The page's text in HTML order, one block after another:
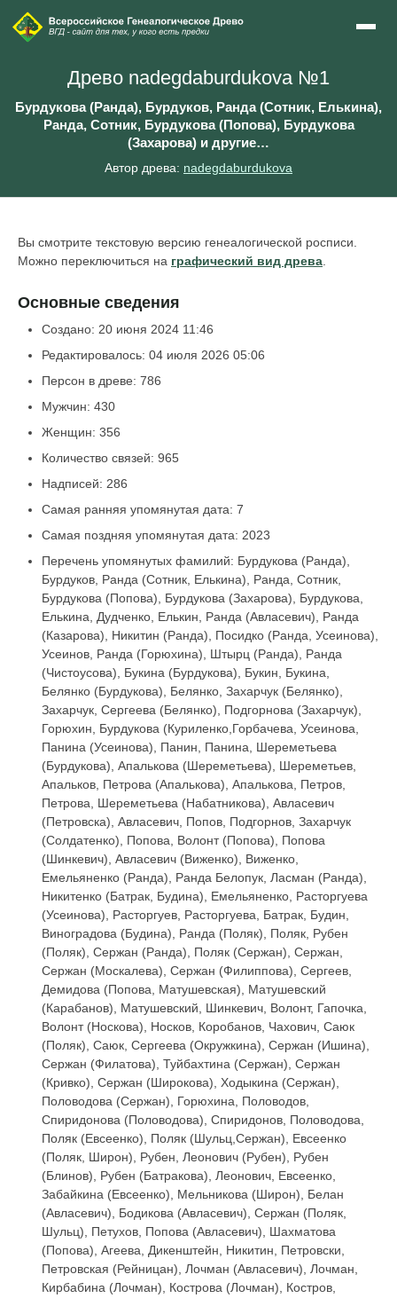
Древо nadegdaburdukova №1
Бурдукова (Ранда), Бурдуков, Ранда (Сотник, Елькина),
Ранда, Сотник, Бурдукова (Попова), Бурдукова
(Захарова) и другие…
Автор древа: nadegdaburdukova
Вы смотрите текстовую версию генеалогической росписи.
Можно переключиться на графический вид древа
Основные сведения
Создано: 20 июня 2024 11:46
Редактировалось: 04 июля 2026 05:06
Персон в древе: 786
Мужчин: 430
Женщин: 356
Количество связей: 965
Надписей: 286
Самая ранняя упомянутая дата: 7
Самая поздняя упомянутая дата: 2023
Перечень упомянутых фамилий: Бурдукова (Ранда),
Бурдуков, Ранда (Сотник, Елькина), Ранда, Сотник,
Бурдукова (Попова), Бурдукова (Захарова), Бурдукова,
Елькина, Дудченко, Елькин, Ранда (Авласевич), Ранда
(Казарова), Никитин (Ранда), Посидко (Ранда, Усеинова),
Усеинов, Ранда (Горюхина), Штырц (Ранда), Ранда
(Чистоусова), Букина (Бурдукова), Букин, Букина,
Белянко (Бурдукова), Белянко, Захарчук (Белянко),
Захарчук, Сергеева (Белянко), Подгорнова (Захарчук),
Горюхин, Бурдукова (Куриленко,Горбачева, Усеинова,
Панина (Усеинова), Панин, Панина, Шереметьева
(Бурдукова), Апалькова (Шереметьева), Шереметьев,
Апальков, Петрова (Апалькова), Апалькова, Петров,
Петрова, Шереметьева (Набатникова), Авласевич
(Петровска), Авласевич, Попов, Подгорнов, Захарчук
(Солдатенко), Попова, Волонт (Попова), Попова
(Шинкевич), Авласевич (Виженко), Виженко,
Емельяненко (Ранда), Ранда Белопук, Ласман (Ранда),
Никитенко (Батрак, Будина), Емельяненко, Расторгуева
(Усеинова), Расторгуев, Расторгуева, Батрак, Будин,
Виноградова (Будина), Ранда (Поляк), Поляк, Рубен
(Поляк), Сержан (Ранда), Поляк (Сержан), Сержан,
Сержан (Москалева), Сержан (Филиппова), Сергеев,
Демидова (Попова, Матушевская), Матушевский
(Карабанов), Матушевский, Шинкевич, Волонт, Гапочка,
Волонт (Носкова), Носков, Коробанов, Чахович, Саюк
(Поляк), Саюк, Сергеева (Окружкина), Сержан (Ишина),
Сержан (Филатова), Туйбахтина (Сержан), Сержан
(Кривко), Сержан (Широкова), Ходыкина (Сержан),
Половодова (Сержан), Горюхина, Половодов,
Спиридонова (Половодова), Спиридонов, Половодова,
Поляк (Евсеенко), Поляк (Шульц,Сержан), Евсеенко
(Поляк, Широн), Рубен, Леонович (Рубен), Рубен
(Блинов), Рубен (Батракова), Леонович, Евсеенко,
Забайкина (Евсеенко), Мельникова (Широн), Белан
(Авласевич), Бодикова (Авласевич), Сержан (Поляк,
Шульц), Петухов, Попова (Авласевич), Шахматова
(Попова), Агеева, Дикенштейн, Никитин, Петровски,
Петровская (Рейницан), Лочман (Авласевич), Лочман,
Кирбабина (Лочман), Кострова (Лочман), Костров,